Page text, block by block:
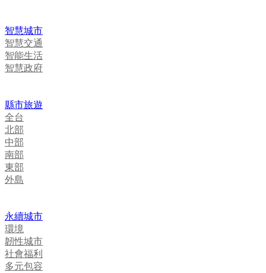
智慧城市
智慧交通
智能生活
智慧政府
縣市旅遊
全台
北部
中部
南部
東部
外島
永續城市
環境
韌性城市
社會福利
多元包容